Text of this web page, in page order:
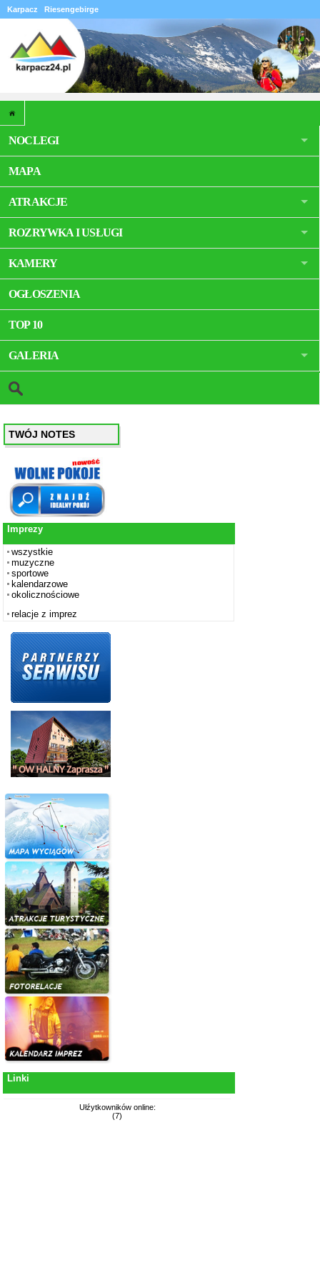
Karpacz Riesengebirge
NOCLEGI
MAPA
ATRAKCJE
ROZRYWKA I USŁUGI
KAMERY
OGŁOSZENIA
TOP 10
GALERIA
TWÓJ NOTES
Imprezy
wszystkie
muzyczne
sportowe
kalendarzowe
okolicznościowe
relacje z imprez
Linki
Ułźytkowników online:
(7)